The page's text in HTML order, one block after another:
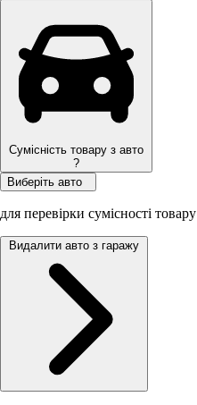
Сумісність товару з авто
?
Виберіть авто
для перевірки сумісності товару
Видалити авто з гаражу